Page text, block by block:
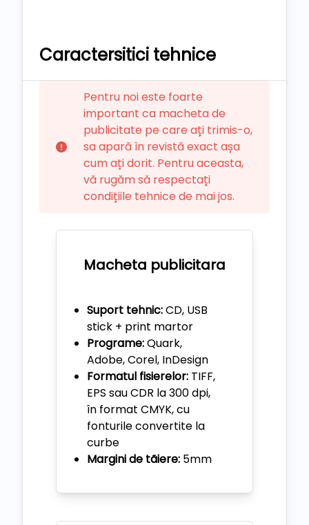
Caractersitici tehnice
Pentru noi este foarte
important ca macheta de
publicitate pe care ați trimis-o,
sa apară în revistă exact așa
cum ați dorit. Pentru aceasta,
vă rugăm să respectați
condițiile tehnice de mai jos.
Macheta publicitara
Suport tehnic:CD, USB
stick + print martor
Programe:Quark,
Adobe, Corel, InDesign
Formatul fisierelor: TIFF,
EPS sau CDR la 300 dpi,
în format CMYK, cu
fonturile convertite la
curbe
Margini de tãiere: 5mm